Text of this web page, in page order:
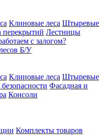
Клиновые леса Штыревые
перекрытий Лестницы
с залогом?
Б/У
Клиновые леса Штыревые
Фасадная и
Консоли
Комплекты товаров